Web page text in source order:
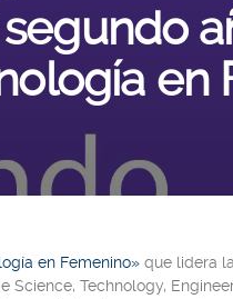
en
en Femenino» que lidera la
Science, Technology,